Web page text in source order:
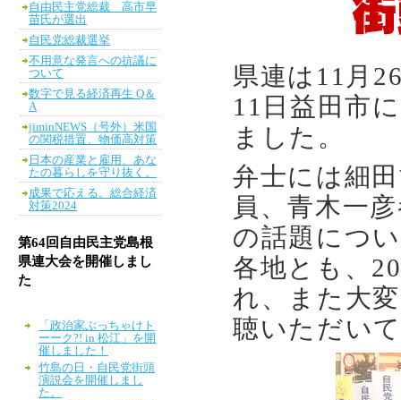
県連は11月
11日益田市
ました。
弁士には細
員、青木一
の話題につ
各地とも、
れ、また大
聴いただい
自由民主党総裁 高市早
苗氏が選出
自民党総裁選挙
不用意な発言への抗議に
ついて
数字で見る経済再生 Q＆
A
jiminNEWS（号外）米国
の関税措置、物価高対策
日本の産業と雇用、あな
たの暮らしを守り抜く。
成果で応える。総合経済
対策2024
第64回自由民主党島根
県連大会を開催しまし
た
「政治家ぶっちゃけト
ーーク?! in 松江」を開
催しました！
竹島の日・自民党街頭
演説会を開催しまし
た。